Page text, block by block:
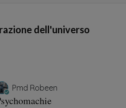
dell'universo
Pmd Robeen